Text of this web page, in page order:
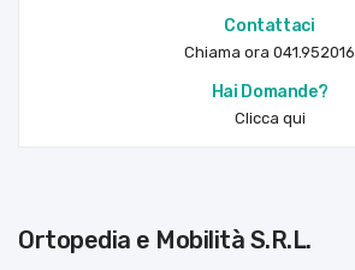
Contattaci
Chiama ora 041.952016
Hai Domande?
Clicca qui
Ortopedia e Mobilità S.R.L.